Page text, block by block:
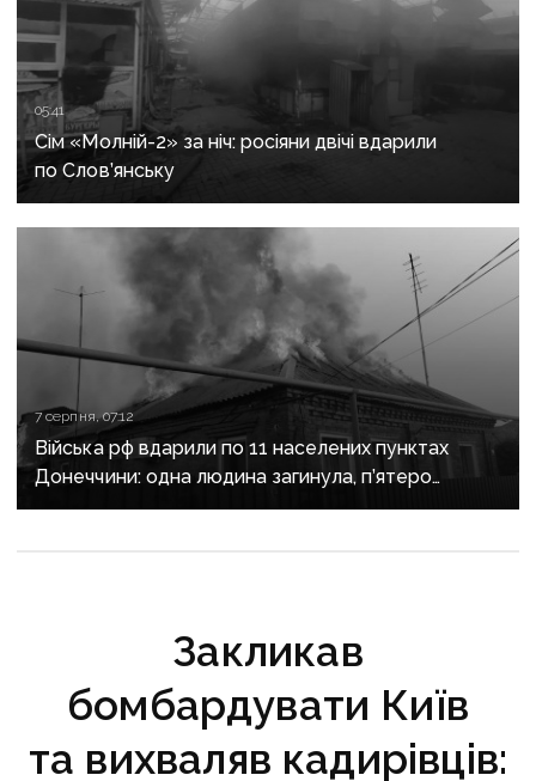
05:41
Сім «Молній-2» за ніч: росіяни двічі вдарили
по Слов’янську
7 серпня, 07:12
Війська рф вдарили по 11 населених пунктах
Донеччини: одна людина загинула, п’ятеро
поранені
Закликав
бомбардувати Київ
та вихваляв кадирівців: